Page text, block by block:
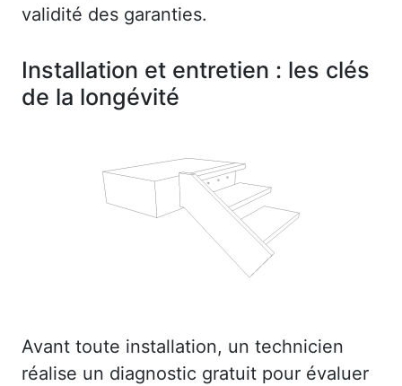
validité des garanties.
Installation et entretien : les clés
de la longévité
Avant toute installation, un technicien
réalise un diagnostic gratuit pour évaluer